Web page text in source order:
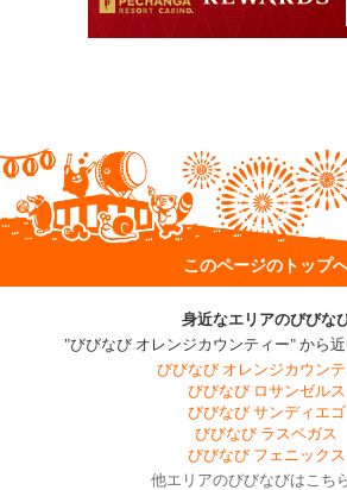
このページのトップ
身近なエリアのびびな
"びびなび オレンジカウンティー" から
びびなび オレンジカウン
びびなび ロサンゼルス
びびなび サンディエゴ
びびなび ラスベガス
びびなび フェニックス
他エリアのびびなびはこち